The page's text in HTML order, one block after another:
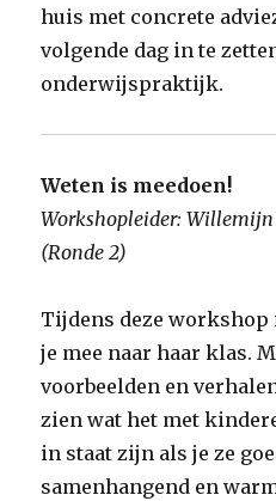
huis met concrete
volgende dag in te
onderwijspraktijk.
Weten is meedoen!
Workshopleider: Willemijn
(Ronde 2)
Tijdens deze workshop
je mee naar haar klas.
voorbeelden en
zien wat het met
in staat zijn als je ze
samenhangend en